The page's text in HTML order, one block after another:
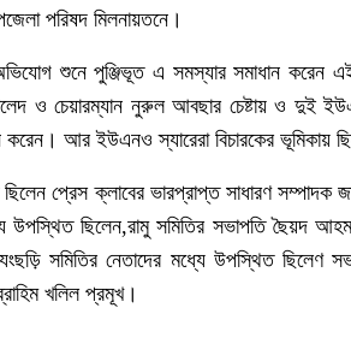
পরিষদ মিলনায়তনে।
শুনে পুঞ্জিভূত এ সমস্যার সমাধান
খালেদ ও চেয়ারম্যান নুরুল আবছার চেষ্টায় ও
করেন। আর ইউএনও স্যারেরা বিচারকের ভূমিকায়
প্রেস ক্লাবের ভারপ্রাপ্ত সাধারণ সম্পাদক
উপস্থিত ছিলেন,রামু সমিতির সভাপতি ছৈয়দ
সমিতির নেতাদের মধ্যে উপস্থিত ছিলেণ
খলিল প্রমূখ।